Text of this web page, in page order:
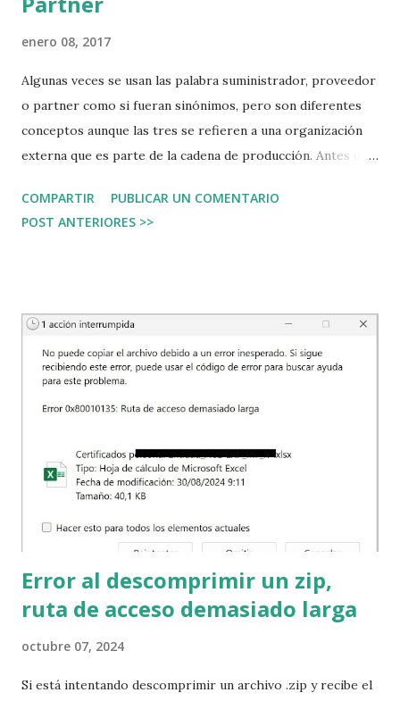
enero 08, 2017
Algunas veces se usan las palabra suministrador, proveedor
o partner como si fueran sinónimos, pero son diferentes
conceptos aunque las tres se refieren a una organización
externa que es parte de la cadena de producción. Antes de
recursos y bienes necesita una organización de otra
externa. Sin importar si es una empresa privada, una
propios servicios. ¿Qué tipos de recursos necesita la
organización? Insumos y bienes generales: En la empresa
se necesita papel, bolígrafos, grapas, tinta, café, carpetas, y
otros insumos que son necesarios e importantes pero que
de dónde vienen o dónde se almacenan. Hay otros posibles
insumos y bienes como la electricidad, los teléfonos,
Internet, quizá el metro y el autobús; estos...
COMPARTIR
PUBLICAR UN COMENTARIO
POST ANTERIORES >>
Error al descomprimir un zip,
ruta de acceso demasiado larga
octubre 07, 2024
Si está intentando descomprimir un archivo .zip y recibe el